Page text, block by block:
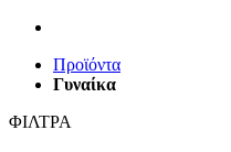
Προϊόντα
Γυναίκα
ΦΙΛΤΡΑ